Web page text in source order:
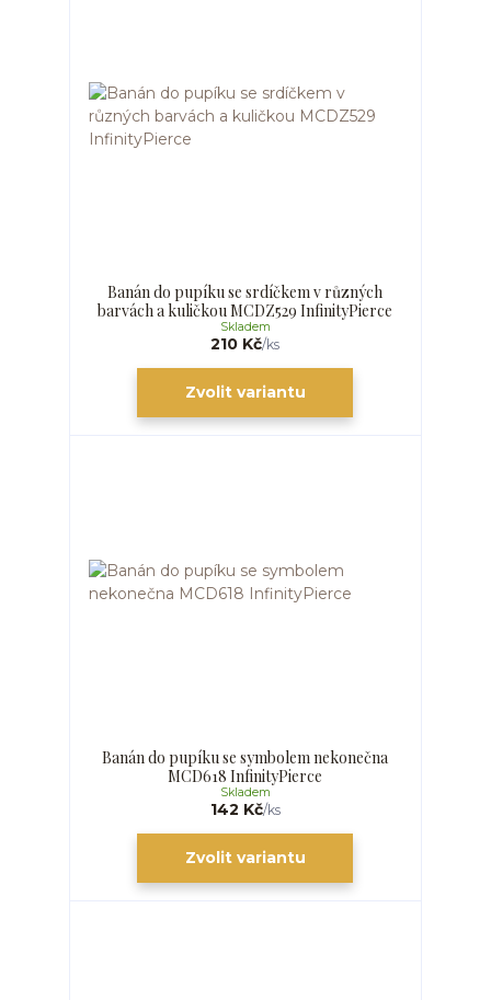
Banán do pupíku se srdíčkem v různých
barvách a kuličkou MCDZ529 InfinityPierce
210 Kč/ks
Skladem
Zvolit variantu
Banán do pupíku se symbolem nekonečna
MCD618 InfinityPierce
142 Kč/ks
Skladem
Zvolit variantu